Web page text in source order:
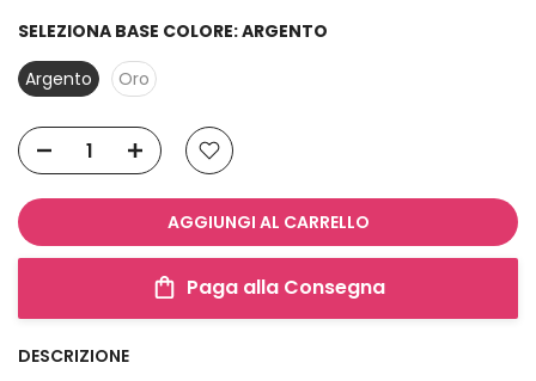
SELEZIONA BASE COLORE:ARGENTO
Argento
Oro
AGGIUNGI AL CARRELLO
Paga alla Consegna
DESCRIZIONE